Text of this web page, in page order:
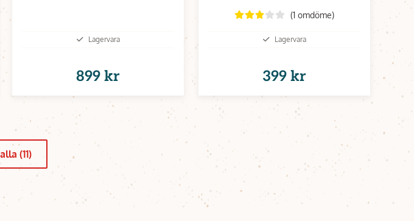
Lagervara
899 kr
(1 omdöme)
Lagervara
399 kr
(11)